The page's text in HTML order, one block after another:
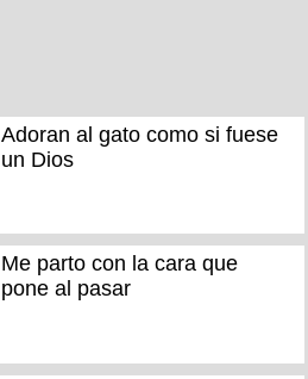
Adoran al gato como si fuese
un Dios
Me parto con la cara que
pone al pasar